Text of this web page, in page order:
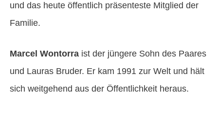
und das heute öffentlich präsenteste Mitglied der
Familie.
Marcel Wontorra ist der jüngere Sohn des Paares
und Lauras Bruder. Er kam 1991 zur Welt und hält
sich weitgehend aus der Öffentlichkeit heraus.